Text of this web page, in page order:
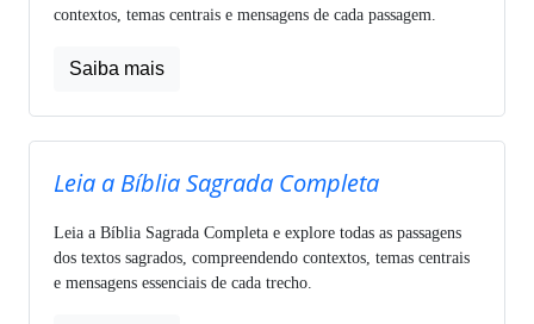
contextos, temas centrais e mensagens de cada passagem.
Saiba mais
Leia a Bíblia Sagrada Completa
Leia a Bíblia Sagrada Completa e explore todas as passagens
dos textos sagrados, compreendendo contextos, temas centrais
e mensagens essenciais de cada trecho.